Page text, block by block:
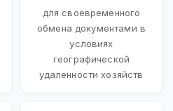
для своевременного
обмена документами в
условиях
географической
удаленности хозяйств